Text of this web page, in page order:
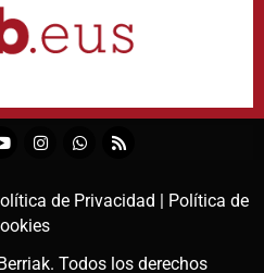
de Privacidad |
Política de
. Todos los derechos